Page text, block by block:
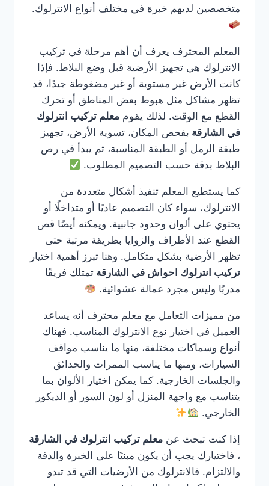
متخصصين لديهم خبرة في مختلف أنواع الانترلوك.
المعلم المحترف يعرف أن أهم مرحلة في تركيب
الانترلوك هي تجهيز الأرضية قبل وضع البلاط. فإذا
كانت الأرض غير مستوية أو غير مضغوطة جيدًا، قد
تظهر مشاكل مثل هبوط بعض المناطق أو تحرك
القطع مع الوقت. لذلك يقوم معلم تركيب انترلوك
في الشارقة بفحص المكان، تسوية الأرض، تجهيز
طبقة الرمل أو الطبقة المناسبة، ثم يبدأ في رص
البلاط بدقة حسب التصميم المطلوب.
كما يستطيع المعلم تنفيذ أشكال متعددة من
الانترلوك، سواء كان التصميم عاديًا أو متداخلًا أو
يحتوي على ألوان وحدود جانبية. ويمكنه أيضًا قص
القطع عند الأطراف والزوايا بطريقة مرتبة حتى
تظهر الأرضية بشكل متكامل. وهنا تبرز أهمية اختيار
تركيب انترلوك احواش في الشارقة تمتلك فريقًا
مدربًا وليس مجرد عمالة عشوائية.
من مميزات التعامل مع معلم محترف أنه يساعد
العميل في اختيار نوع الانترلوك المناسب. فهناك
أنواع وسماكات مختلفة، منها ما يناسب مواقف
السيارات، ومنها ما يناسب الممرات والحدائق
والجلسات الخارجية. كما يمكن اختيار الألوان بما
يتناسب مع واجهة المنزل أو لون السور أو الديكور
الخارجي.
إذا كنت تبحث عن معلم تركيب انترلوك في الشارقة
، فاختيارك يجب أن يكون مبنيًا على الخبرة والدقة
والالتزام. فالانترلوك من الأرضيات التي قد تبدو